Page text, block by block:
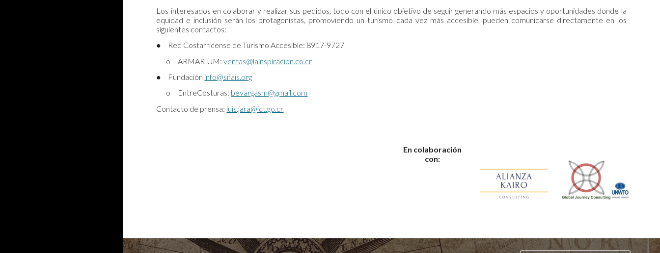
Los interesados en colaborar y realizar sus pedidos, todo con el único objetivo de seguir generando más espacios y oportunidades donde la
equidad e inclusión serán los protagonistas, promoviendo un turismo cada vez más accesible, pueden comunicarse directamente en los
siguientes contactos:
●
Red Costarricense de Turismo Accesible: 8917-9727
o
ARMARIUM:ventas@lainspiracion.co.cr
●
Fundación info@sifais.org
o
EntreCosturas: bevargasm@gmail.com
Contacto de prensa: luis.jara@ict.go.cr
En colaboración
con: